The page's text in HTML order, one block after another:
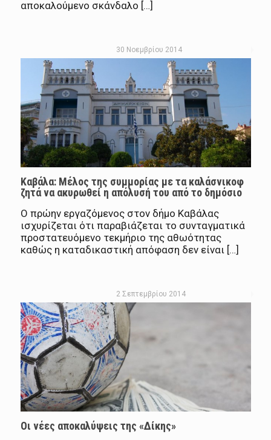
αποκαλούμενο σκάνδαλο […]
30 Νοεμβρίου 2014
Καβάλα: Μέλος της συμμορίας με τα καλάσνικοφ
ζητά να ακυρωθεί η απόλυσή του από το δημόσιο
Ο πρώην εργαζόμενος στον δήμο Καβάλας
ισχυρίζεται ότι παραβιάζεται το συνταγματικά
προστατευόμενο τεκμήριο της αθωότητας
καθώς η καταδικαστική απόφαση δεν είναι […]
2 Σεπτεμβρίου 2014
Οι νέες αποκαλύψεις της «Δίκης»